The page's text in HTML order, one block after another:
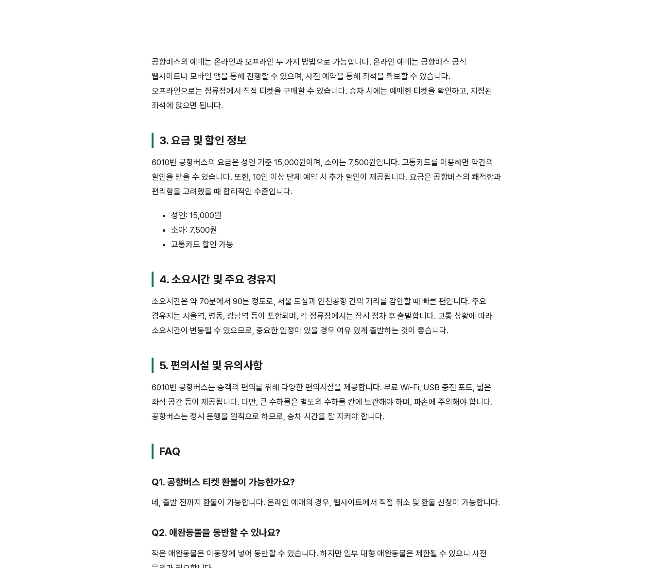
공항버스의 예매는 온라인과 오프라인 두 가지 방법으로 가능합니다. 온라인 예매는 공항버스 공식
웹사이트나 모바일 앱을 통해 진행할 수 있으며, 사전 예약을 통해 좌석을 확보할 수 있습니다.
오프라인으로는 정류장에서 직접 티켓을 구매할 수 있습니다. 승차 시에는 예매한 티켓을 확인하고, 지정된
좌석에 앉으면 됩니다.
3. 요금 및 할인 정보
6010번 공항버스의 요금은 성인 기준 15,000원이며, 소아는 7,500원입니다. 교통카드를 이용하면 약간의
할인을 받을 수 있습니다. 또한, 10인 이상 단체 예약 시 추가 할인이 제공됩니다. 요금은 공항버스의 쾌적함과
편리함을 고려했을 때 합리적인 수준입니다.
성인: 15,000원
소아: 7,500원
교통카드 할인 가능
4. 소요시간 및 주요 경유지
소요시간은 약 70분에서 90분 정도로, 서울 도심과 인천공항 간의 거리를 감안할 때 빠른 편입니다. 주요
경유지는 서울역, 명동, 강남역 등이 포함되며, 각 정류장에서는 잠시 정차 후 출발합니다. 교통 상황에 따라
소요시간이 변동될 수 있으므로, 중요한 일정이 있을 경우 여유 있게 출발하는 것이 좋습니다.
5. 편의시설 및 유의사항
6010번 공항버스는 승객의 편의를 위해 다양한 편의시설을 제공합니다. 무료 Wi-Fi, USB 충전 포트, 넓은
좌석 공간 등이 제공됩니다. 다만, 큰 수하물은 별도의 수하물 칸에 보관해야 하며, 파손에 주의해야 합니다.
공항버스는 정시 운행을 원칙으로 하므로, 승차 시간을 잘 지켜야 합니다.
FAQ
Q1. 공항버스 티켓 환불이 가능한가요?
네, 출발 전까지 환불이 가능합니다. 온라인 예매의 경우, 웹사이트에서 직접 취소 및 환불 신청이 가능합니다.
Q2. 애완동물을 동반할 수 있나요?
작은 애완동물은 이동장에 넣어 동반할 수 있습니다. 하지만 일부 대형 애완동물은 제한될 수 있으니 사전